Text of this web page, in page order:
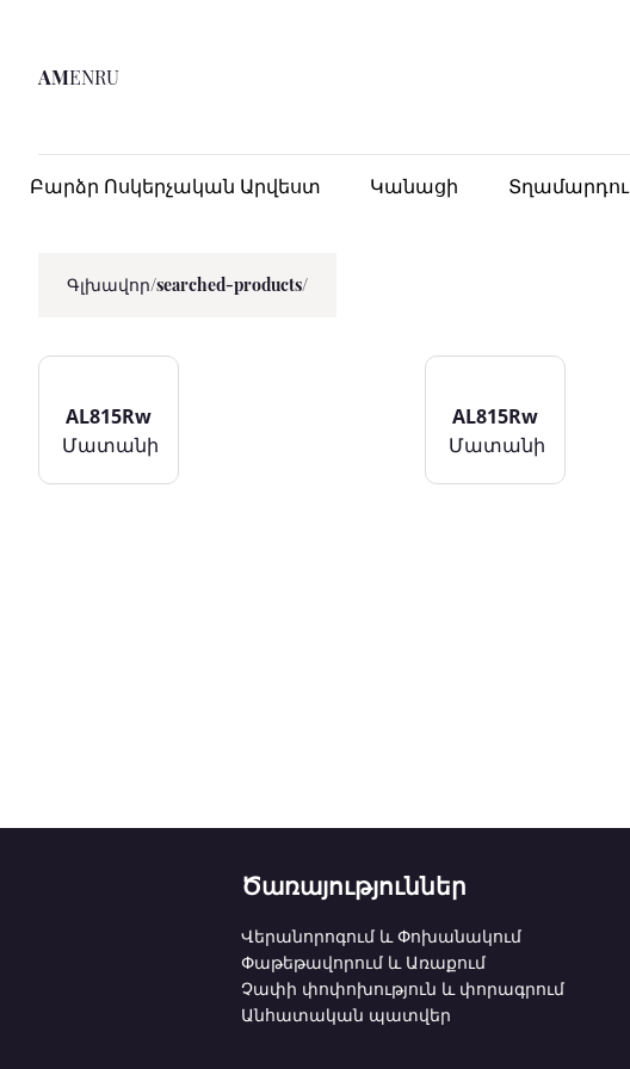
AMENRU
Բարձր Ոսկերչական Արվեստ Կանացի Տղամարդու
Գլխավոր/searched-products/
AL815Rw
Մատանի
AL815Rw
Մատանի
Ծառայություններ
Վերանորոգում և Փոխանակում
Փաթեթավորում և Առաքում
Չափի փոփոխություն և փորագրում
Անհատական պատվեր